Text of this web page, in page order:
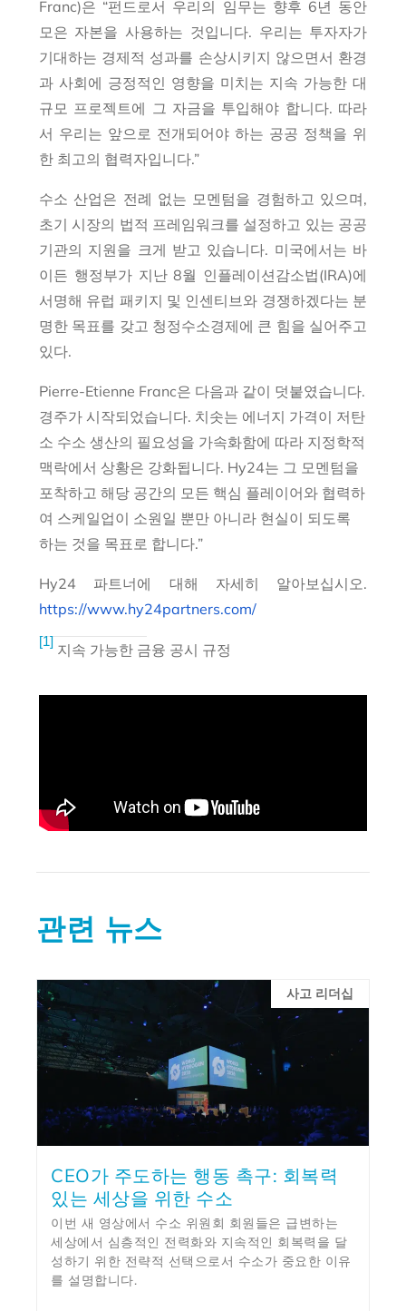
Franc)은 “펀드로서 우리의 임무는 향후 6년 동안
모은 자본을 사용하는 것입니다. 우리는 투자자가
기대하는 경제적 성과를 손상시키지 않으면서 환경
과 사회에 긍정적인 영향을 미치는 지속 가능한 대
규모 프로젝트에 그 자금을 투입해야 합니다. 따라
서 우리는 앞으로 전개되어야 하는 공공 정책을 위
한 최고의 협력자입니다.”
수소 산업은 전례 없는 모멘텀을 경험하고 있으며,
초기 시장의 법적 프레임워크를 설정하고 있는 공공
기관의 지원을 크게 받고 있습니다. 미국에서는 바
이든 행정부가 지난 8월 인플레이션감소법(IRA)에
서명해 유럽 패키지 및 인센티브와 경쟁하겠다는 분
명한 목표를 갖고 청정수소경제에 큰 힘을 실어주고
있다.
Pierre-Etienne Franc은 다음과 같이 덧붙였습니다.
경주가 시작되었습니다. 치솟는 에너지 가격이 저탄
소 수소 생산의 필요성을 가속화함에 따라 지정학적
맥락에서 상황은 강화됩니다. Hy24는 그 모멘텀을
포착하고 해당 공간의 모든 핵심 플레이어와 협력하
여 스케일업이 소원일 뿐만 아니라 현실이 되도록
하는 것을 목표로 합니다.”
Hy24 파트너에 대해 자세히 알아보십시오.
https://www.hy24partners.com/
[1]지속 가능한 금융 공시 규정
관련 뉴스
사고 리더십
CEO가 주도하는 행동 촉구: 회복력
있는 세상을 위한 수소
이번 새 영상에서 수소 위원회 회원들은 급변하는
세상에서 심층적인 전력화와 지속적인 회복력을 달
성하기 위한 전략적 선택으로서 수소가 중요한 이유
를 설명합니다.